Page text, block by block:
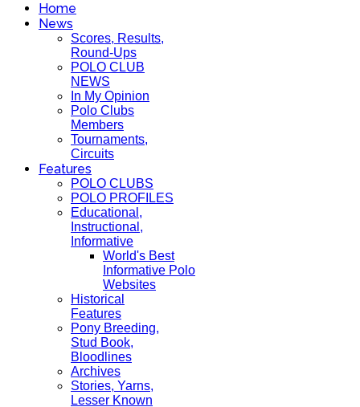
Home
News
Scores, Results,
Round-Ups
POLO CLUB
NEWS
In My Opinion
Polo Clubs
Members
Tournaments,
Circuits
Features
POLO CLUBS
POLO PROFILES
Educational,
Instructional,
Informative
World's Best
Informative Polo
Websites
Historical
Features
Pony Breeding,
Stud Book,
Bloodlines
Archives
Stories, Yarns,
Lesser Known